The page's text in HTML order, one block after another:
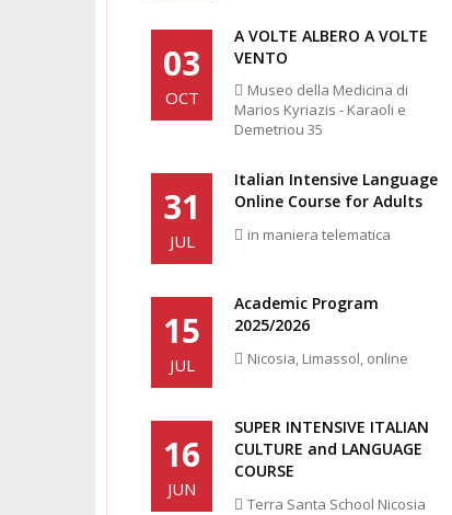
03
OCT
A VOLTE ALBERO A VOLTE
VENTO
Museo della Medicina di
Marios Kyriazis - Karaoli e
Demetriou 35
31
JUL
Italian Intensive Language
Online Course for Adults
in maniera telematica
15
JUL
Academic Program
2025/2026
Nicosia, Limassol, online
16
JUN
SUPER INTENSIVE ITALIAN
CULTURE and LANGUAGE
COURSE
Terra Santa School Nicosia